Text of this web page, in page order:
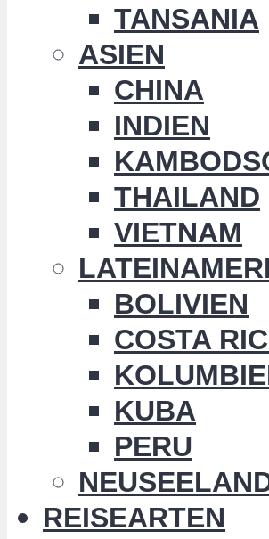
TANSANIA
ASIEN
CHINA
INDIEN
THAILAND
VIETNAM
BOLIVIEN
COSTA
KUBA
PERU
REISEARTEN